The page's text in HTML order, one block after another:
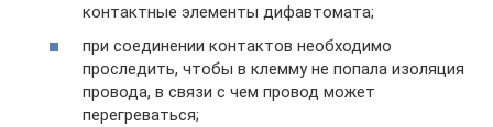
контактные элементы дифавтомата;
при соединении контактов необходимо
проследить, чтобы в клемму не попала изоляция
провода, в связи с чем провод может
перегреваться;